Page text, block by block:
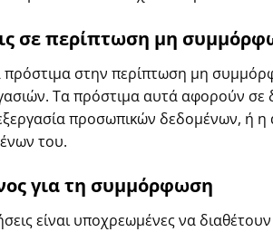
σε περίπτωση μη
πρόστιμα στην περίπτωση μη
Τα πρόστιμα αυτά αφορούν σε
προσωπικών δεδομένων, ή
του.
για τη συμμόρφωση
είναι υποχρεωμένες να